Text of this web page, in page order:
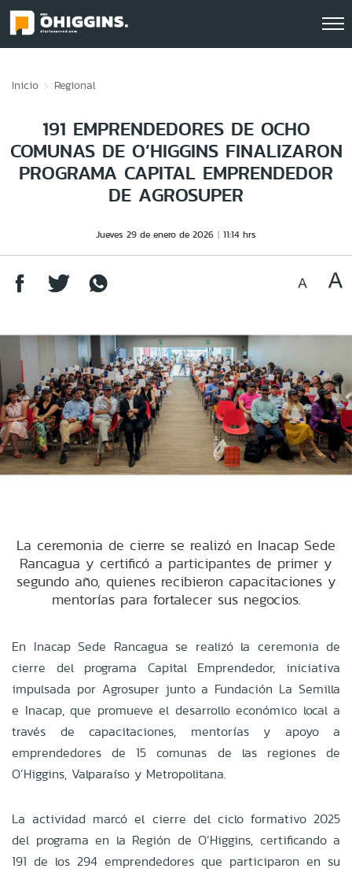
Inicio Regional
191 EMPRENDEDORES DE OCHO
COMUNAS DE O’HIGGINS FINALIZARON
PROGRAMA CAPITAL EMPRENDEDOR
DE AGROSUPER
Jueves 29 de enero de 2026 11:14 hrs
La ceremonia de cierre se realizó en Inacap Sede
Rancagua y certificó a participantes de primer y
segundo año, quienes recibieron capacitaciones y
mentorías para fortalecer sus negocios.
En Inacap Sede Rancagua se realizó la ceremonia de
cierre del programa Capital Emprendedor, iniciativa
impulsada por Agrosuper junto a Fundación La Semilla
e Inacap, que promueve el desarrollo económico local a
través de capacitaciones, mentorías y apoyo a
emprendedores de 15 comunas de las regiones de
O’Higgins, Valparaíso y Metropolitana.
La actividad marcó el cierre del ciclo formativo 2025
del programa en la Región de O’Higgins, certificando a
191 de los 294 emprendedores que participaron en su